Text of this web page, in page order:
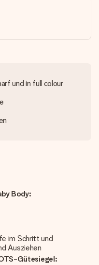
und in full colour
Body:
im Schritt und
Ausziehen
Gütesiegel: